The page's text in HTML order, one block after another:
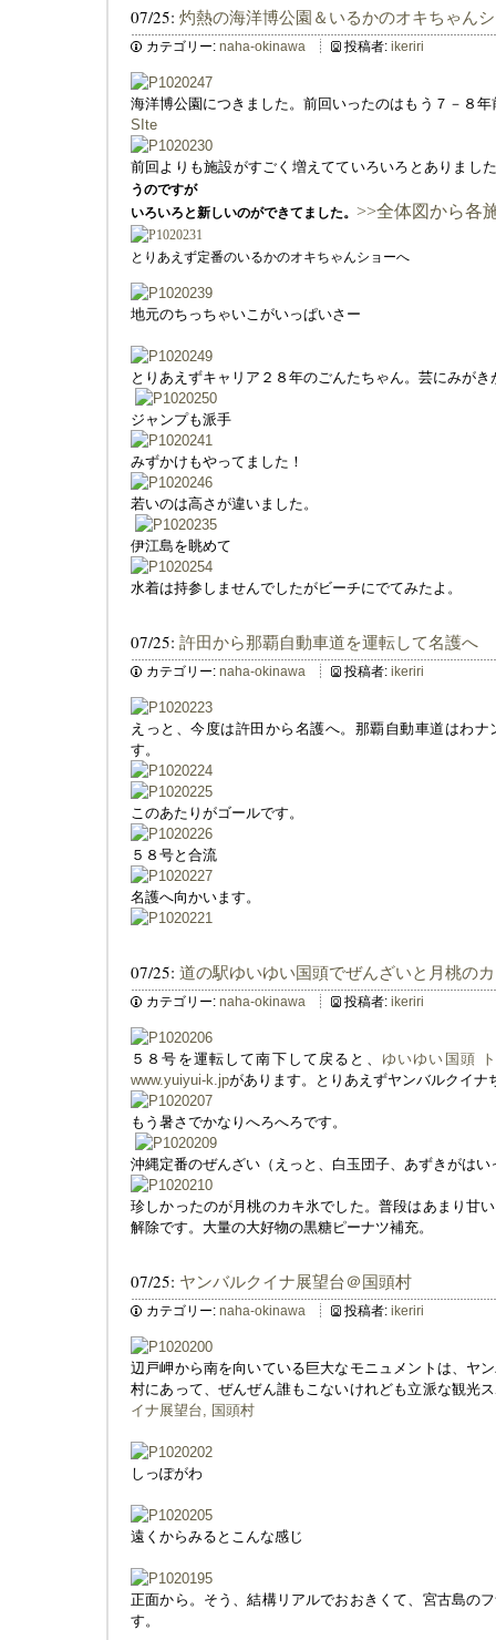
07/25: 灼熱の海洋博公園＆いるかのオキちゃん
カテゴリー: naha-okinawa 投稿者: ikeriri
海洋博公園につきました。前回いったのはもう７－８
SIte
前回よりも施設がすごく増えてていろいろとありまし
うのですが
いろいろと新しいのができてました。 >>全体図から各
とりあえず定番のいるかのオキちゃんショーへ
地元のちっちゃいこがいっぱいさー
とりあえずキャリア２８年のごんたちゃん。芸にみが
ジャンプも派手
みずかけもやってました！
若いのは高さが違いました。
伊江島を眺めて
水着は持参しませんでしたがビーチにでてみたよ。
07/25: 許田から那覇自動車道を運転して名護へ
カテゴリー: naha-okinawa 投稿者: ikeriri
えっと、今度は許田から名護へ。那覇自動車道はわ
す。
このあたりがゴールです。
５８号と合流
名護へ向かいます。
07/25: 道の駅ゆいゆい国頭でぜんざいと月桃の
カテゴリー: naha-okinawa 投稿者: ikeriri
５８号を運転して南下して戻ると、 ゆいゆい国頭
www.yuiyui-k.jpがあります。とりあえずヤンバルクイナ
もう暑さでかなりへろへろです。
沖縄定番のぜんざい（えっと、白玉団子、あずきがはい
珍しかったのが月桃のカキ氷でした。普段はあまり甘
解除です。大量の大好物の黒糖ピーナツ補充。
07/25: ヤンバルクイナ展望台＠国頭村
カテゴリー: naha-okinawa 投稿者: ikeriri
辺戸岬から南を向いている巨大なモニュメントは、ヤ
村にあって、ぜんぜん誰もこないけれども立派な観光
イナ展望台, 国頭村
しっぽがわ
遠くからみるとこんな感じ
正面から。そう、結構リアルでおおきくて、宮古島の
す。